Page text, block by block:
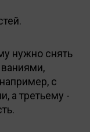
нужно снять
с
а третьему -